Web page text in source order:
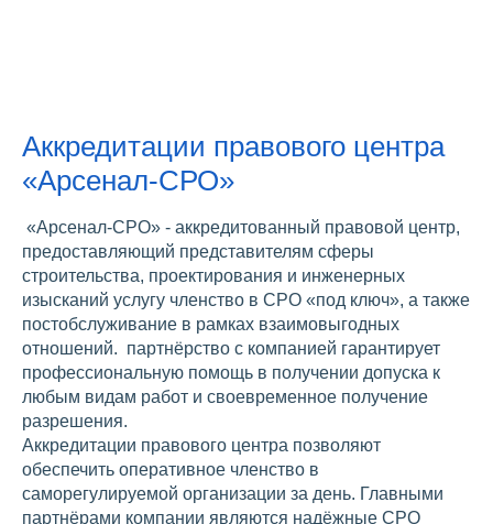
Аккредитации правового центра
«Арсенал-СРО»
«Арсенал-СРО» - аккредитованный правовой центр,
предоставляющий представителям сферы
строительства, проектирования и инженерных
изысканий услугу членство в СРО «под ключ», а также
постобслуживание в рамках взаимовыгодных
отношений. партнёрство с компанией гарантирует
профессиональную помощь в получении допуска к
любым видам работ и своевременное получение
разрешения.
Аккредитации правового центра позволяют
обеспечить оперативное членство в
саморегулируемой организации за день. Главными
партнёрами компании являются надёжные СРО